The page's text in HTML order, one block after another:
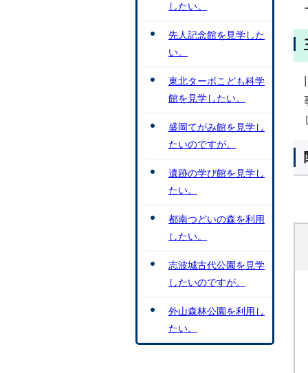
したい。
先人記念館を見学した
い。
東北ターボこども科学
館を見学したい。
盛岡てがみ館を見学し
たいのですが。
遺跡の学び館を見学し
たい。
都南つどいの森を利用
したい。
志波城古代公園を見学
したいのですが。
外山森林公園を利用し
たい。